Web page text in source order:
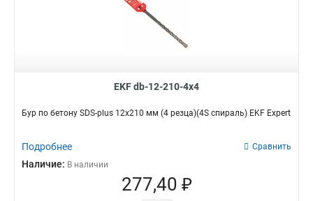
EKF db-12-210-4x4
Бур по бетону SDS-plus 12х210 мм (4 резца)(4S спираль) EKF Expert
Подробнее Сравнить
Наличие: В наличии
277,40 ₽